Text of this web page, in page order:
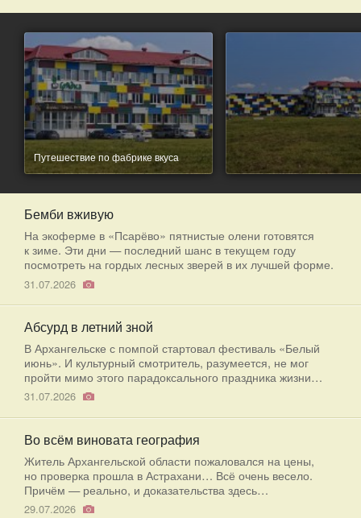
Путешествие по фабрике вкуса
Бемби вживую
На экоферме в «Псарёво» пятнистые олени готовятся
к зиме. Эти дни — последний шанс в текущем году
посмотреть на гордых лесных зверей в их лучшей форме.
31.07.2026
Абсурд в летний зной
В Архангельске с помпой стартовал фестиваль «Белый
июнь». И культурный смотритель, разумеется, не мог
пройти мимо этого парадоксального праздника жизни…
31.07.2026
Во всём виновата география
Житель Архангельской области пожаловался на цены,
но проверка прошла в Астрахани… Всё очень весело.
Причём — реально, и доказательства здесь…
29.07.2026